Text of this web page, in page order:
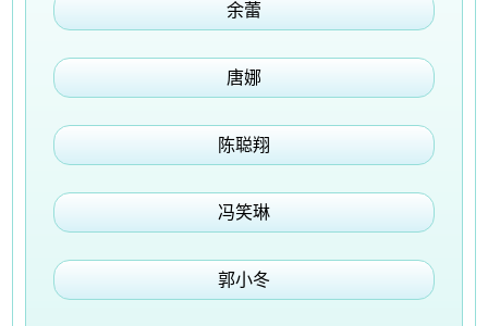
余蕾
唐娜
陈聪翔
冯笑琳
郭小冬